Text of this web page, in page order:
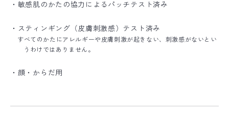
・敏感肌のかたの協力によるパッチテスト済み
・スティンギング（皮膚刺激感）テスト済み
すべてのかたにアレルギーや皮膚刺激が起きない、刺激感がないとい
うわけではありません。
・顔・からだ用